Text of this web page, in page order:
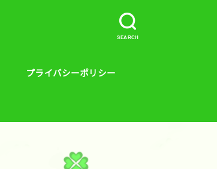
SEARCH
プライバシーポリシー